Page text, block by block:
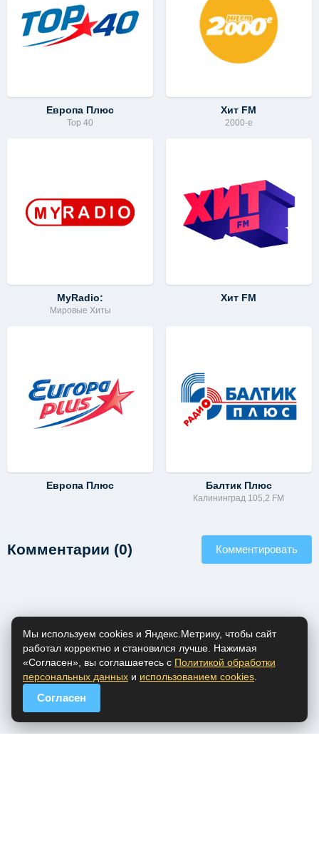
Европа Плюс
Top 40
Хит FM
2000-e
MyRadio:
Мировые Хиты
Хит FM
Европа Плюс Балтик Плюс
Калининград 105,2 FM
Комментарии (0) Комментировать
Мы используем cookies и Яндекс.Метрику, чтобы сайт
работал корректно и становился лучше. Нажимая
«Согласен», вы соглашаетесь с Политикой обработки
персональных данных и использованием cookies
Согласен